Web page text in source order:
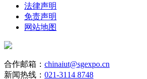
法律声明
免责声明
网站地图
合作邮箱： chinaiut@sgexpo.cn
新闻热线： 021-3114 8748